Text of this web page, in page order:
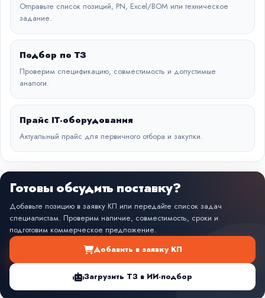
Отправьте список позиций, PN, Excel/BOM или техническое
задание.
Подбор по ТЗ
Проверим спецификацию, совместимость и допустимые
аналоги.
Прайс IT-оборудования
Актуальный прайс для первичного отбора и закупки.
Готовы обсудить поставку?
Добавьте позицию в заявку КП или передайте список задач
специалистам. Проверим наличие, совместимость, сроки и
подготовим коммерческое предложение.
Добавить в заявку КП
Загрузить ТЗ в ИИ-подбор